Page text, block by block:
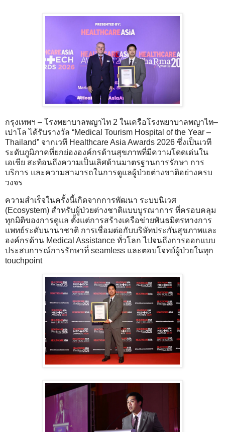
กรุงเทพฯ – โรงพยาบาลพญาไท 2 ในเครือโรงพยาบาลพญาไท–
เปาโล ได้รับรางวัล “Medical Tourism Hospital of the Year –
Thailand” จากเวที Healthcare Asia Awards 2026 ซึ่งเป็นเวที
ระดับภูมิภาคที่ยกย่ององค์กรด้านสุขภาพที่มีความโดดเด่นใน
เอเชีย สะท้อนถึงความเป็นเลิศด้านมาตรฐานการรักษา การ
บริการ และความสามารถในการดูแลผู้ป่วยต่างชาติอย่างครบ
วงจร
ความสำเร็จในครั้งนี้เกิดจากการพัฒนา ระบบนิเวศ
(Ecosystem) สำหรับผู้ป่วยต่างชาติแบบบูรณาการ ที่ครอบคลุม
ทุกมิติของการดูแล ตั้งแต่การสร้างเครือข่ายพันธมิตรทางการ
แพทย์ระดับนานาชาติ การเชื่อมต่อกับบริษัทประกันสุขภาพและ
องค์กรด้าน Medical Assistance ทั่วโลก ไปจนถึงการออกแบบ
ประสบการณ์การรักษาที่ seamless และตอบโจทย์ผู้ป่วยในทุก
touchpoint